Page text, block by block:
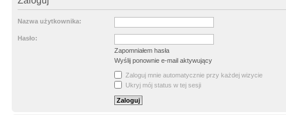
Nazwa użytkownika:
Hasło:
Zapomniałem hasła
Wyślij ponownie e-mail aktywujący
Zaloguj mnie automatycznie przy każdej wizycie
Ukryj mój status w tej sesji